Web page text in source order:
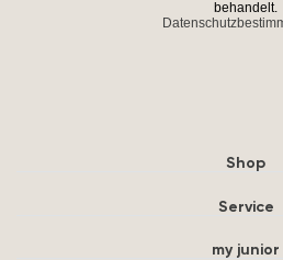
behandelt.
Shop
Service
my junior